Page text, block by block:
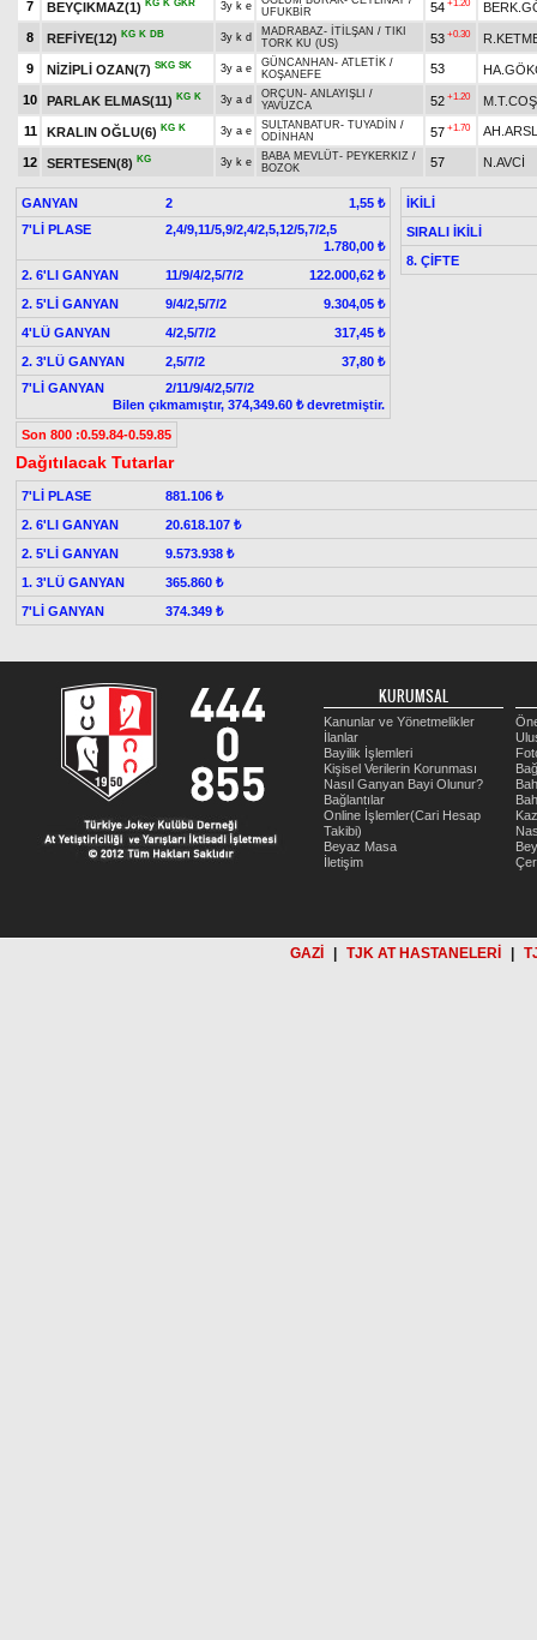
7 BEYÇIKMAZ(1) KG K GKR 3y k e
UFUKBİR
54 +1.20
8 REFİYE(12) KG K DB 3y k d MADRABAZ- İTİLŞAN / TIKI
TORK KU (US)
53 +0.30
9 NİZİPLİ OZAN(7) SKG SK 3y a e GÜNCANHAN - ATLETİK /
KOŞANEFE
53
10 PARLAK ELMAS(11) KG K 3y a d ORÇUN - ANLAYIŞLI /
YAVUZCA
52 +1.20
11 KRALIN OĞLU(6) KG K 3y a e SULTANBATUR- TUYADİN /
ODİNHAN
57 +1.70
12 SERTESEN(8) KG 3y k e BABA MEVLÜT- PEYKERKIZ /
BOZOK
57 N.AVCİ
GANYAN 2
1,55 ₺
7'Lİ PLASE
2,4/9,11/5,9/2,4/2,5,12/5,7/2,5
1.780,00 ₺
2. 6'LI GANYAN
11/9/4/2,5/7/2
122.000,62 ₺
2. 5'Lİ GANYAN
9/4/2,5/7/2
9.304,05 ₺
4'LÜ GANYAN
4/2,5/7/2
317,45 ₺
2. 3'LÜ GANYAN
2,5/7/2
37,80 ₺
7'Lİ GANYAN
2/11/9/4/2,5/7/2
Bilen çıkmamıştır, 374,349.60 ₺ devretmiştir.
İKİLİ
SIRALI İKİLİ
8. ÇİFTE
Son 800 :0.59.84-0.59.85
Dağıtılacak Tutarlar
7'Lİ PLASE
881.106 ₺
2. 6'LI GANYAN
20.618.107 ₺
2. 5'Lİ GANYAN
9.573.938 ₺
1. 3'LÜ GANYAN
365.860 ₺
7'Lİ GANYAN
374.349 ₺
KURUMSAL
Kanunlar ve Yönetmelikler
İlanlar
Bayilik İşlemleri
Kişisel Verilerin Korunması
Nasıl Ganyan Bayi Olunur?
Bağlantılar
Online İşlemler(Cari Hesap
Takibi)
Beyaz Masa
İletişim
GAZİ TJK AT HASTANELERİ